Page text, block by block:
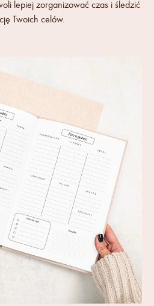
lepiej zorganizować czas i śledzić
Twoich celów.